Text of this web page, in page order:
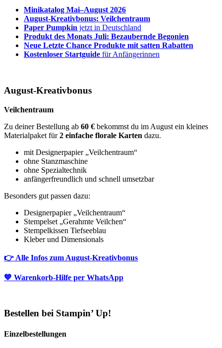
Minikatalog Mai–August 2026
August-Kreativbonus: Veilchentraum
Paper Pumpkin jetzt in Deutschland
Produkt des Monats Juli: Bezaubernde Begonien
Neue Letzte Chance Produkte mit satten Rabatten
Kostenloser Startguide für Anfängerinnen
August-Kreativbonus
Veilchentraum
Zu deiner Bestellung ab 60 € bekommst du im August ein kleines
Materialpaket für2 einfache florale Karten dazu.
mit Designerpapier „Veilchentraum“
ohne Stanzmaschine
ohne Spezialtechnik
anfängerfreundlich und schnell umsetzbar
Besonders gut passen dazu:
Designerpapier „Veilchentraum“
Stempelset „Gerahmte Veilchen“
Stempelkissen Tiefseeblau
Kleber und Dimensionals
👉 Alle Infos zum August-Kreativbonus
💙 Warenkorb-Hilfe per WhatsApp
Bestellen bei Stampin’ Up!
Einzelbestellungen